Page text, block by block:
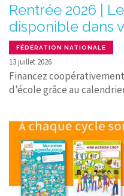
Rentrée 2026 |
disponible dans
FÉDÉRATION NATIONALE
13 juillet 2026
Financez
d’école grâce au